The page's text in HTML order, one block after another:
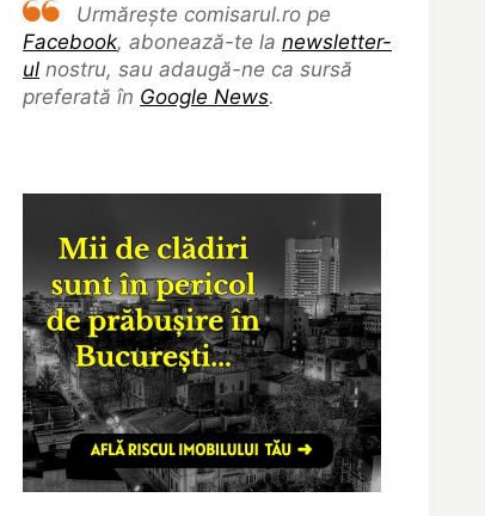
Urmărește comisarul.ro pe
Facebook, abonează-te la newsletter-
ul nostru, sau adaugă-ne ca sursă
preferată în Google News.